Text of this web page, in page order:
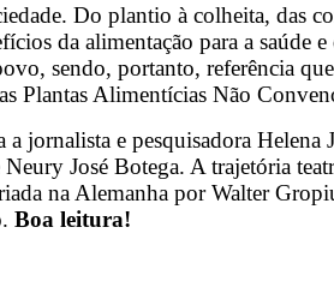
Do plantio à colheita, das
da alimentação para a saúde
sendo, portanto, referência
Plantas Alimentícias Não
jornalista e pesquisadora
José Botega. A trajetória
na Alemanha por Walter
Boa leitura!